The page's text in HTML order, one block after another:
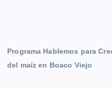
Programa Hablemos para
del maíz en Boaco Viejo